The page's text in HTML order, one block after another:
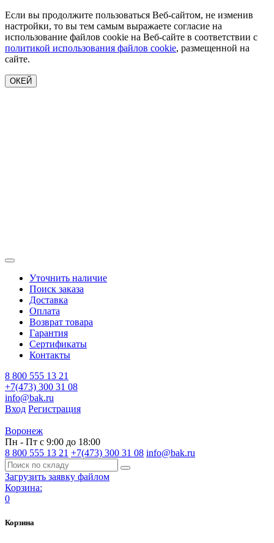
Если вы продолжите пользоваться Веб-сайтом, не изменив
настройки, то вы тем самым выражаете согласие на
использование файлов cookie на Веб-сайте в соответствии с
политикой использования файлов cookie, размещенной на
сайте.
ОКЕЙ
Уточнить наличие
Поиск заказа
Доставка
Оплата
Возврат товара
Гарантия
Сертификаты
Контакты
8 800 555 13 21
+7(473) 300 31 08
info@bak.ru
Вход Регистрация
Воронеж
Пн - Пт с 9:00 до 18:00
8 800 555 13 21 +7(473) 300 31 08 info@bak.ru
Загрузить заявку файлом
Корзина:
0
Корзина